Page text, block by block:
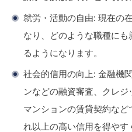
就労・活動の自由: 現在の
なり、どのような職種に
るようになります。
社会的信用の向上: 金融機
ンなどの融資審査、クレジ
マンションの賃貸契約な
れ以上の高い信用を得やす